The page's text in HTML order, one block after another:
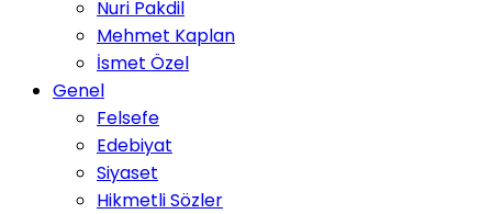
Nuri Pakdil
Mehmet Kaplan
İsmet Özel
Genel
Felsefe
Edebiyat
Siyaset
Hikmetli Sözler